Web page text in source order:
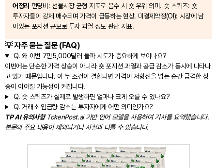
어정리 펀딩비: 선물시장 균형 지표로 음수 시 숏 우위 의미. 숏 스퀴즈: 숏
투자자들이 강제 매수되며 가격이 급등하는 현상. 미결제약정(OI): 시장에 남
아있는 포지션 규모로 투자 과열 정도 판단 지표.
💡 자주 묻는 질문 (FAQ)
Q. 왜 이번 7만5,000달러 돌파 시도가 중요하게 보이나요?
이번에는 단순한 가격 상승이 아니라 숏 포지션 과열과 공급 감소가 동시에 나타나
고 있기 때문입니다. 이 두 조건이 결합되면 가격이 저항선을 넘는 순간 급격한 상
승이 이어질 가능성이 커집니다.
Q. 숏 스퀴즈가 실제로 발생하면 얼마나 크게 오를 수 있나요?
Q. 거래소 입금량 감소는 투자자에게 어떤 의미인가요?
TP AI 유의사항TokenPost.ai 기반 언어 모델을 사용하여 기사를 요약했습니다.
본문의 주요 내용이 제외되거나 사실과 다를 수 있습니다.